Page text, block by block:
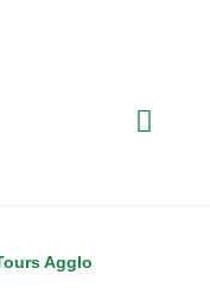
Agglo